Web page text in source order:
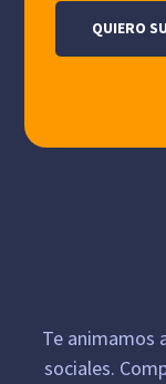
Te animamos
sociales.